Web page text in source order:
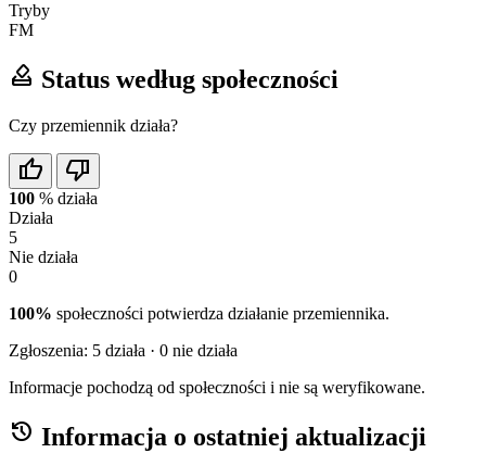
Tryby
FM
how_to_vote Status według społeczności
Czy przemiennik działa?
thumb_up thumb_down
100 % działa
Działa
5
Nie działa
0
100% społeczności potwierdza działanie przemiennika.
Zgłoszenia: 5 działa · 0 nie działa
Informacje pochodzą od społeczności i nie są weryfikowane.
history Informacja o ostatniej aktualizacji